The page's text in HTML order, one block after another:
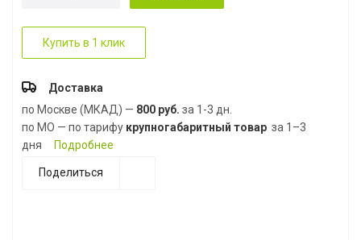
Купить в 1 клик
Доставка
по Москве (МКАД) — 800 руб. за 1-3 дн.
по МО — по тарифу крупногабаритный товар за 1–3
дня
Подробнее
Поделиться